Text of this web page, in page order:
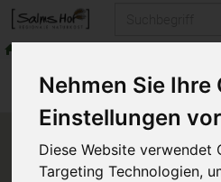
Nehmen Sie Ihre
Einstellungen vor
Diese Website verwendet
Targeting Technologien,
Produkte
Alles für den
Bio-Sämereien
Produkt "Spinat
verfügbar.